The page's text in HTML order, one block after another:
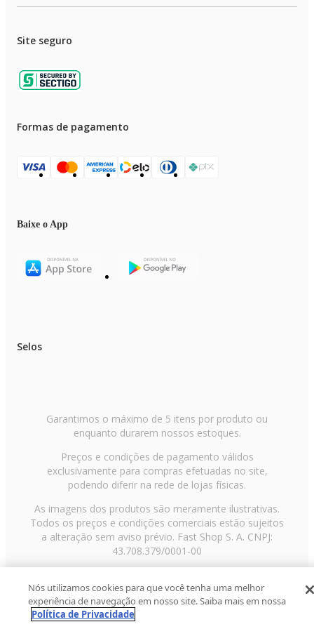
Site seguro
Formas de pagamento
Baixe o App
Selos
Garantimos o máximo de 5 itens por produto ou
enquanto durarem nossos estoques.
Preços e condições de pagamento válidos
exclusivamente para compras efetuadas no site,
podendo diferir na rede de lojas físicas.
As imagens dos produtos são meramente ilustrativas.
Todos os preços e condições comerciais estão sujeitos
a alteração sem aviso prévio. Fast Shop S. A. CNPJ:
43.708.379/0001-00
Paulo/SP, CEP 02029-001, Telefone: 11 3003-3728 ©
2013 Fast Shop - Todos os direitos reservadosRF
Nós utilizamos cookies para que você tenha uma melhor
experiência de navegação em nosso site. Saiba mais em nossa
Política de Privacidade